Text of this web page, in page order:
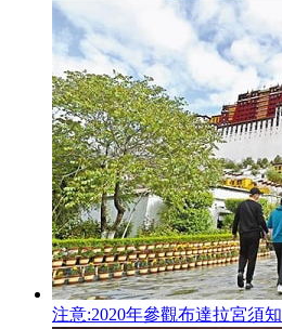
注意:2020年參觀布達拉宮須知